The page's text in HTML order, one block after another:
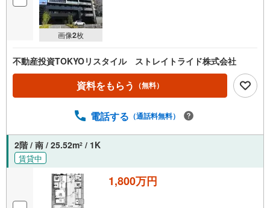
画像2枚
不動産投資TOKYOリスタイル ストレイトライド株式会社
資料をもらう （無料）
電話する （通話料無料）
2階 / 南 / 25.52m2 / 1K
賃貸中
1,800万円